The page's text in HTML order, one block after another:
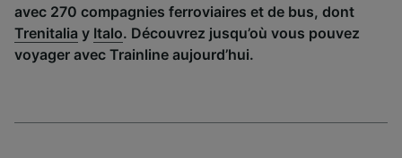
avec 270 compagnies ferroviaires et de bus, dont
Trenitalia y Italo. Découvrez jusqu’où vous pouvez
voyager avec Trainline aujourd’hui.